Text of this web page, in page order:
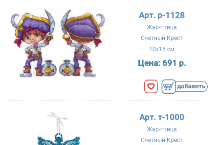
Арт. р-1128
Жар-птица
Счетный Крест
10x15 см
Цена: 691 р.
Арт. т-1000
Жар-птица
Счетный Крест